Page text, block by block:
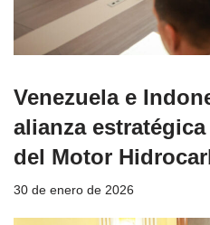
Venezuela e
alianza
del Motor
30 de enero de 2026